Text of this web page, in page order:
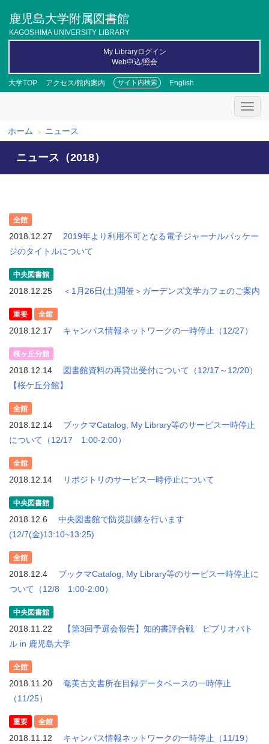
ツ
鹿児島大学附属図書館
KAGOSHIMA UNIVERSITY LIBRARY
大学TOP アクセス/館内案内 サイト内検索 English
My Libraryログイン
Web申込/照会
パ
ン
ホーム ニュース
ニュース（2018）
全館
2018.12.27
2019年より利用不可となる電子ジャーナルパッケー
ジのタイトルについて
中央図書館
2018.12.25 ＜1月26日(土)開催＞ガーデンズ文学カフェのご案内
重要 全館
2018.12.17 キャンパス情報ネットワークの一時停止（12/27）
桜ヶ丘分館
2018.12.14
図書館資料の再貸出受付について（12/17～12/20）
【桜ケ丘分館】
全館
2018.12.14
ブックマCatalog, My Library等のサービス一時停止
について（12/17 1:00-2:00）
全館
2018.12.14 リポジトリのサービス一時停止について
中央図書館
2018.12.6
中央図書館で防災訓練を行います
(12/7(金)13:10~13:25)
全館
2018.12.4
ブックマCatalog, My Library等のサービス一時停止に
ついて（12/8 1:00-2:00）
中央図書館
2018.11.22
【第3回予選会報告】知的書評合戦 ビブリオバト
ル in 鹿児島大学
全館
2018.11.20
奄美古文書所在目録データベースの一時停止
（11/25）
重要 全館
2018.11.12 キャンパス情報ネットワークの一時停止（11/19）